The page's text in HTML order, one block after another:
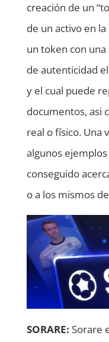
creación de un
de un activo en
un token con
de autenticidad
y el cual puede
documentos, asi
real o físico. Una
algunos
conseguido
o a los mismos
SORARE: Sorare